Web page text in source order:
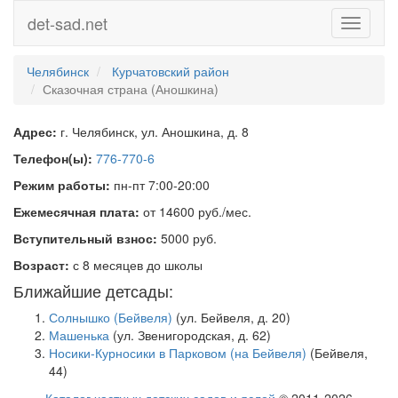
Toggle
det-sad.net
Челябинск
Курчатовский район
Сказочная страна (Аношкина)
Адрес: г. Челябинск, ул. Аношкина, д. 8
Телефон(ы): 776-770-6
Режим работы: пн-пт 7:00-20:00
Ежемесячная плата: от 14600 руб./мес.
Вступительный взнос: 5000 руб.
Возраст: с 8 месяцев до школы
Ближайшие детсады:
Солнышко (Бейвеля) (ул. Бейвеля, д. 20)
Машенька (ул. Звенигородская, д. 62)
Носики-Курносики в Парковом (на Бейвеля) (Бейвеля,
44)